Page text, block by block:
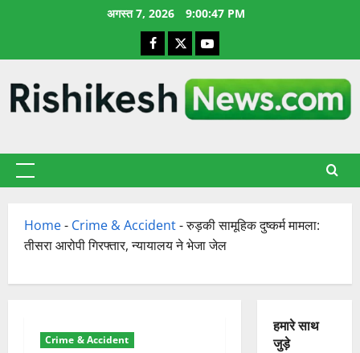
अगस्त 7, 2026 9:00:48 PM
Facebook
X YouTube
प्राथमिक
Home- Crime & Accident-रुड़की सामूहिक दुष्कर्म मामला:
तीसरा आरोपी गिरफ्तार, न्यायालय ने भेजा जेल
Crime & Accident
हमारे साथ
जुड़े